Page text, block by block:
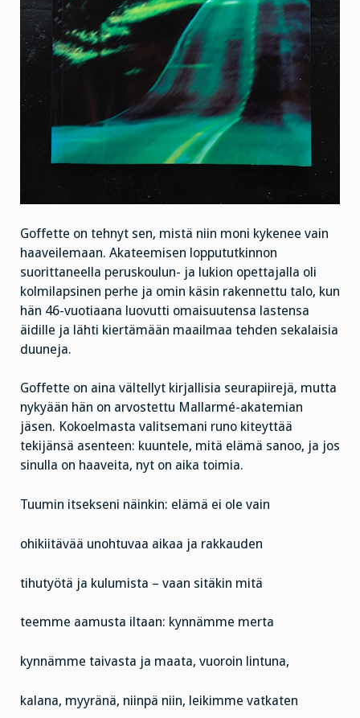
Goffette on tehnyt sen, mistä niin moni kykenee vain
haaveilemaan. Akateemisen loppututkinnon
suorittaneella peruskoulun- ja lukion opettajalla oli
kolmilapsinen perhe ja omin käsin rakennettu talo, kun
hän 46-vuotiaana luovutti omaisuutensa lastensa
äidille ja lähti kiertämään maailmaa tehden sekalaisia
duuneja.
Goffette on aina vältellyt kirjallisia seurapiirejä, mutta
nykyään hän on arvostettu Mallarmé-akatemian
jäsen. Kokoelmasta valitsemani runo kiteyttää
tekijänsä asenteen: kuuntele, mitä elämä sanoo, ja jos
sinulla on haaveita, nyt on aika toimia.
Tuumin itsekseni näinkin: elämä ei ole vain
ohikiitävää unohtuvaa aikaa ja rakkauden
tihutyötä ja kulumista – vaan sitäkin mitä
teemme aamusta iltaan: kynnämme merta
kynnämme taivasta ja maata, vuoroin lintuna,
kalana, myyränä, niinpä niin, leikimme vatkaten